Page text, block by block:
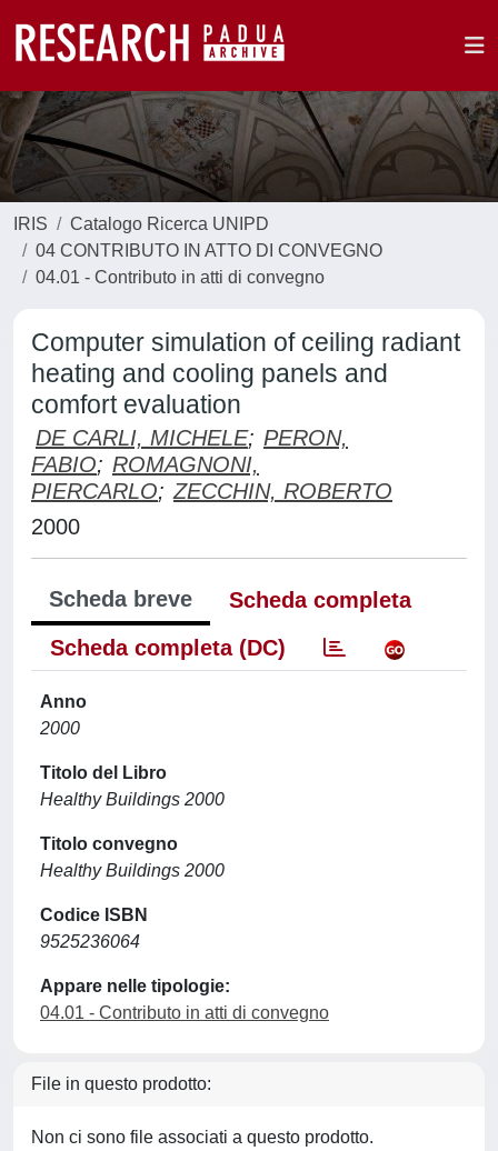
IRIS
Catalogo Ricerca UNIPD
04 CONTRIBUTO IN ATTO DI CONVEGNO
04.01 - Contributo in atti di convegno
Computer simulation of ceiling radiant
heating and cooling panels and
comfort evaluation
DE CARLI, MICHELE; PERON,
FABIO; ROMAGNONI,
PIERCARLO; ZECCHIN, ROBERTO
2000
Scheda breve
Scheda completa
Scheda completa (DC)
Anno
2000
Titolo del Libro
Healthy Buildings 2000
Titolo convegno
Healthy Buildings 2000
Codice ISBN
9525236064
Appare nelle tipologie:
04.01 - Contributo in atti di convegno
File in questo prodotto:
Non ci sono file associati a questo prodotto.